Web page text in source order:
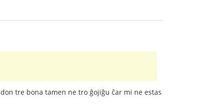
tre bona tamen ne tro ĝojiĝu ĉar mi ne estas